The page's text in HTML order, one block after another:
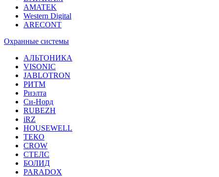
AMATEK
Western Digital
ARECONT
Охранные системы
АЛЬТОНИКА
VISONIC
JABLOTRON
РИТМ
Риэлта
Си-Норд
RUBEZH
iRZ
HOUSEWELL
ТЕКО
CROW
СТЕЛС
БОЛИД
PARADOX